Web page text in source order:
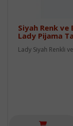
Siyah Renk ve
Lady Pijama
Lady Siyah Renkli